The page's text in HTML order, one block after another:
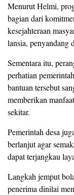
Menurut Helmi,
bagian dari
kesejahteraan
lansia, penyandang
Sementara itu,
perhatian
bantuan tersebut
memberikan
sekitar.
Pemerintah desa
berlanjut agar
dapat terjangkau
Langkah jemput
penerima dinilai